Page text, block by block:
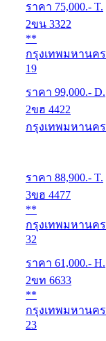
ราคา 75,000.- T.
2ขน 3322
**
กรุงเทพมหานคร
19
ราคา 99,000.- D.
2ขฮ 4422
กรุงเทพมหานคร
ราคา 88,900.- T.
3ขฮ 4477
**
กรุงเทพมหานคร
32
ราคา 61,000.- H.
2ขท 6633
**
กรุงเทพมหานคร
23